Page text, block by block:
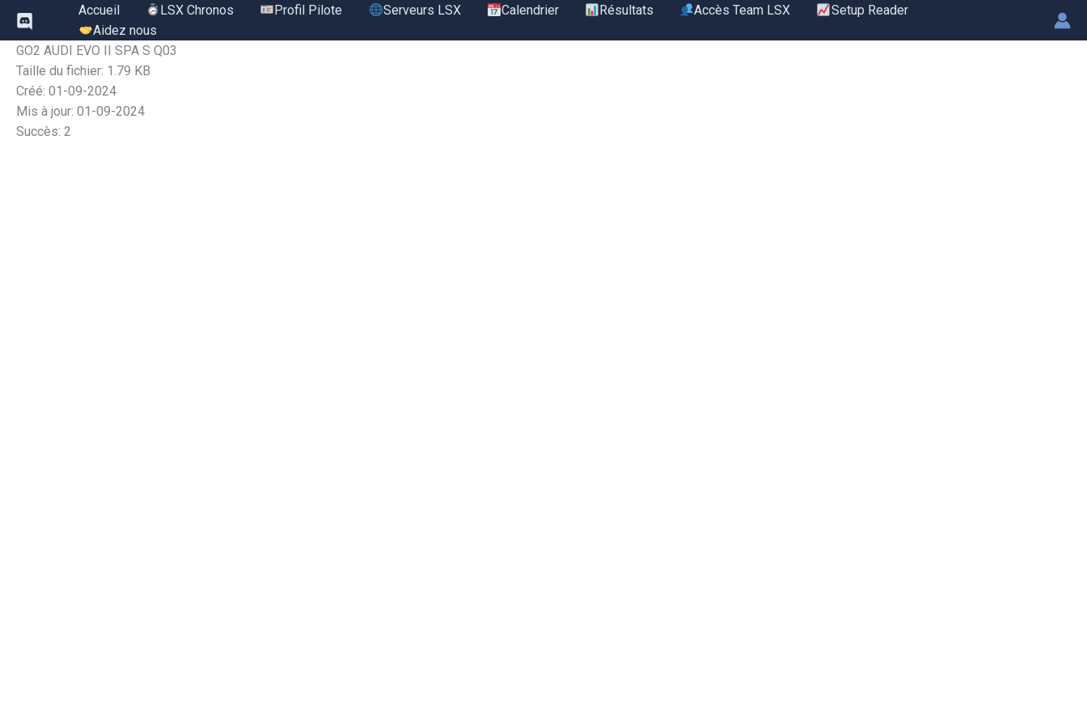
Aller
contenu
Accueil LSX Chronos Profil Pilote Serveurs LSX Calendrier Résultats Accès Team LSX
Setup Reader
Aidez nous
GO2 AUDI EVO II SPA S Q03
Taille du fichier: 1.79 KB
Créé: 01-09-2024
Mis à jour: 01-09-2024
Succès: 2